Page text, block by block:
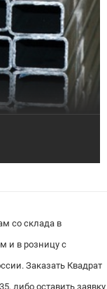
со склада в
и в розницу с
Заказать Квадрат
либо оставить заявку